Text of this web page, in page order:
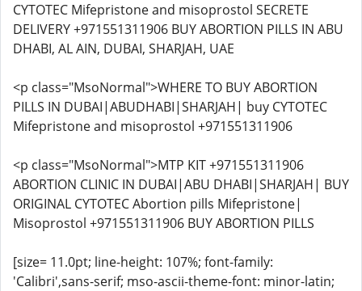
CYTOTEC Mifepristone and misoprostol SECRETE
DELIVERY +971551311906 BUY ABORTION PILLS IN ABU
DHABI, AL AIN, DUBAI, SHARJAH, UAE
<p class="MsoNormal">WHERE TO BUY ABORTION
PILLS IN DUBAI|ABUDHABI|SHARJAH| buy CYTOTEC
Mifepristone and misoprostol +971551311906
<p class="MsoNormal">MTP KIT +971551311906
ABORTION CLINIC IN DUBAI|ABU DHABI|SHARJAH| BUY
ORIGINAL CYTOTEC Abortion pills Mifepristone|
Misoprostol +971551311906 BUY ABORTION PILLS
[size= 11.0pt; line-height: 107%; font-family:
'Calibri',sans-serif; mso-ascii-theme-font: minor-latin;